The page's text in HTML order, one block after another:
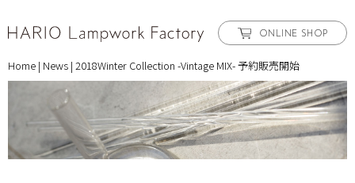
ONLINE SHOP
Home | News | 2018Winter Collection -Vintage MIX- 予約販売開始